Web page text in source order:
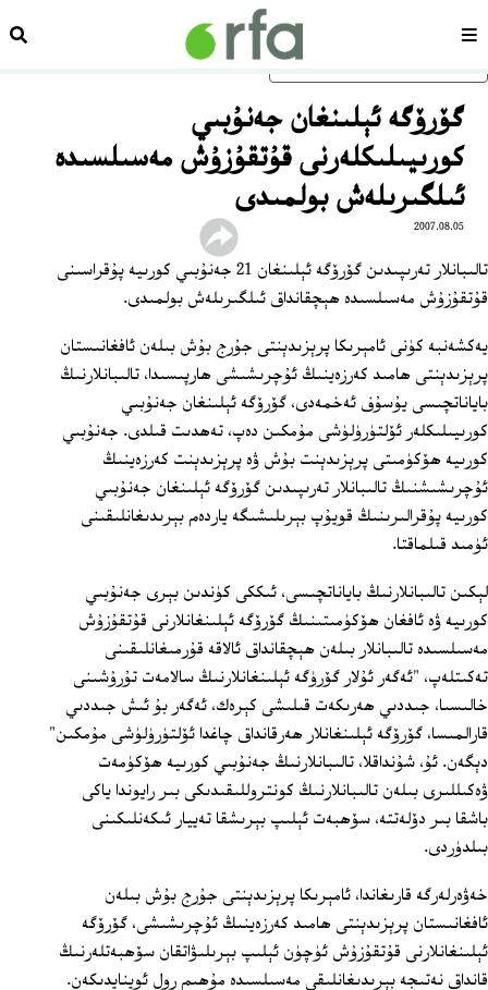
ئاساسلىق مەزمۇنغا ئاتلاڭسەھىپە
گۆرۆگە ئېلىنغان جەنۇبىي
كورىيىلىكلەرنى قۇتقۇزۇش مەسىلسىدە
ئىلگىرىلەش بولمىدى
2007.08.05
تالىبانلار تەرىپىدىن گۆرۆگە ئېلىنغان 21 جەنۇبىي كورىيە پۇقراسىنى
قۇتقۇزۇش مەسىلسىدە ھېچقانداق ئىلگىرىلەش بولمىدى.
يەكشەنبە كۈنى ئامېرىكا پرېزىدېنتى جۇرج بۇش بىلەن ئافغانىستان
پرېزىدېنتى ھامىد كەرزەينىڭ ئۇچرىشىشى ھارپىسىدا، تالىبانلارنىڭ
باياناتچىسى يۇسۇف ئەخمەدى، گۆرۆگە ئېلىنغان جەنۇبىي
كورىيىلىكلەر ئۆلتۈرۈلۈشى مۇمكىن دەپ، تەھدىت قىلدى. جەنۇبىي
كورىيە ھۆكۈمىتى پرېزىدېنت بۇش ۋە پرېزىدېنت كەرزەينىڭ
ئۇچرىشىشنىڭ تالىبانلار تەرىپىدىن گۆرۆگە ئېلىنغان جەنۇبىي
كورىيە پۇقرالىرىنىڭ قويۇپ بېرىلىشىگە ياردەم بېرىدىغانلىقىنى
ئۈمىد قىلماقتا.
لېكىن تالىبانلارنىڭ باياناتچىسى، ئىككى كۈندىن بېرى جەنۇبىي
كورىيە ۋە ئافغان ھۆكۈمىتىنىڭ گۆرۆگە ئېلىنغانلارنى قۇتقۇزۇش
مەسىلسىدە تالىبانلار بىلەن ھېچقانداق ئالاقە قۇرمىغانلىقىنى
تەكىتلەپ، "ئەگەر ئۇلار گۆرۈگە ئېلىنغانلارنىڭ سالامەت تۇرۇشىنى
خالىسىا، جىددىي ھەرىكەت قىلىشى كېرەك، ئەگەر بۇ ئىش جىددىي
قارالمىسا، گۆرۆگە ئېلىنغانلار ھەرقانداق چاغدا ئۆلتۈرۈلۈشى مۇمكىن"
دېگەن. ئۇ، شۇنداقلا، تالىبانلارنىڭ جەنۇبىي كورىيە ھۆكۈمەت
ۋەكىللىرى بىلەن تالىبانلارنىڭ كونتروللىقىدىكى بىر رايوندا ياكى
باشقا بىر دۆلەتتە، سۆھبەت ئېلىپ بېرىشقا تەييار ئىكەنلىكىنى
بىلدۈردى.
خەۋەرلەرگە قارىغاندا، ئامېرىكا پرېزىدېنتى جۇرج بۇش بىلەن
ئافغانىستان پرېزىدېنتى ھامىد كەرزەينىڭ ئۇچرىشىشى، گۆرۆگە
ئېلىنغانلارنى قۇتقۇزۇش ئۈچۈن ئېلىپ بېرىلىۋاتقان سۆھبەتلەرنىڭ
قانداق نەتىجە بېرىدىغانلىقى مەسىلسىدە مۇھىم رول ئوينايدىكەن.